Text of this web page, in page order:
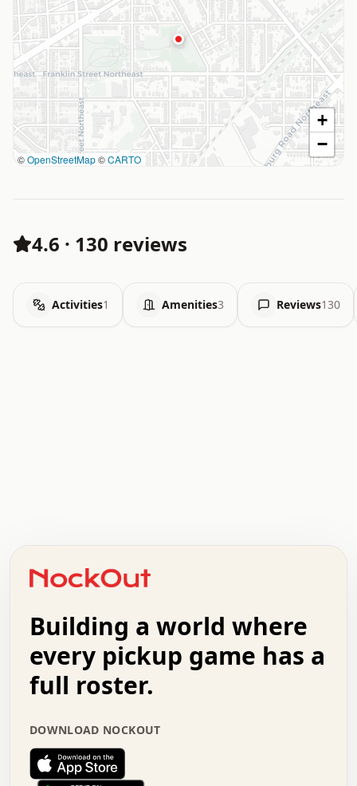
©OpenStreetMap©CARTO
+
−
4.6 · 130 reviews
Activities1 Amenities3 Reviews130
+   .   .   .   .   .   .   .   .   .   +   .   .
.   .   .   .   .   .   .   .   .   .   .   :   .
.   .   .   .   +   .   .   .   .   .   .   .   +
.   :   .   .   .   .   .   .   .   .   o   .   .
.   .   x   .   .   .   .   .   .   :   .   .   o
.   .   .   .   :   .   .   .   .   o   .   .   .
.   .   .   .   .   .   .   :   .   .   .   .   .
.   .   .   .   .   .   .   +   .   .   x   .   .
.   .   .   .   .   :   +   .   .   .   .   .   o
.   .   .   .   .   .   .   .   .   .   .   .   .
Building a world where
every pickup game has a
full roster.
DOWNLOAD NOCKOUT